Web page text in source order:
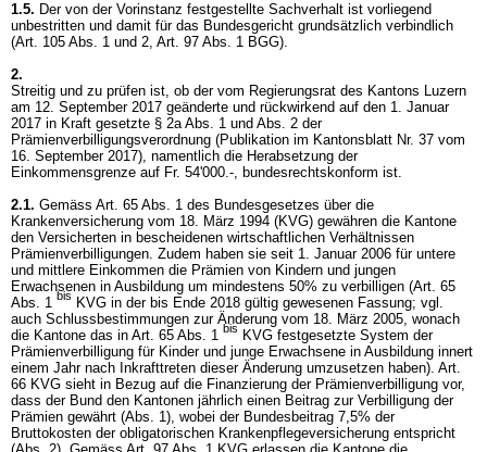
1.5. Der von der Vorinstanz festgestellte Sachverhalt ist vorliegend
unbestritten und damit für das Bundesgericht grundsätzlich verbindlich
(Art. 105 Abs. 1 und 2, Art. 97 Abs. 1 BGG).
2.
Streitig und zu prüfen ist, ob der vom Regierungsrat des Kantons Luzern
am 12. September 2017 geänderte und rückwirkend auf den 1. Januar
2017 in Kraft gesetzte § 2a Abs. 1 und Abs. 2 der
Prämienverbilligungsverordnung (Publikation im Kantonsblatt Nr. 37 vom
16. September 2017), namentlich die Herabsetzung der
Einkommensgrenze auf Fr. 54'000.-, bundesrechtskonform ist.
2.1. Gemäss Art. 65 Abs. 1 des Bundesgesetzes über die
Krankenversicherung vom 18. März 1994 (KVG) gewähren die Kantone
den Versicherten in bescheidenen wirtschaftlichen Verhältnissen
Prämienverbilligungen. Zudem haben sie seit 1. Januar 2006 für untere
und mittlere Einkommen die Prämien von Kindern und jungen
Erwachsenen in Ausbildung um mindestens 50% zu verbilligen (Art. 65
Abs. 1 bis KVG in der bis Ende 2018 gültig gewesenen Fassung; vgl.
auch Schlussbestimmungen zur Änderung vom 18. März 2005, wonach
die Kantone das in Art. 65 Abs. 1 bis KVG festgesetzte System der
Prämienverbilligung für Kinder und junge Erwachsene in Ausbildung innert
einem Jahr nach Inkrafttreten dieser Änderung umzusetzen haben). Art.
66 KVG sieht in Bezug auf die Finanzierung der Prämienverbilligung vor,
dass der Bund den Kantonen jährlich einen Beitrag zur Verbilligung der
Prämien gewährt (Abs. 1), wobei der Bundesbeitrag 7,5% der
Bruttokosten der obligatorischen Krankenpflegeversicherung entspricht